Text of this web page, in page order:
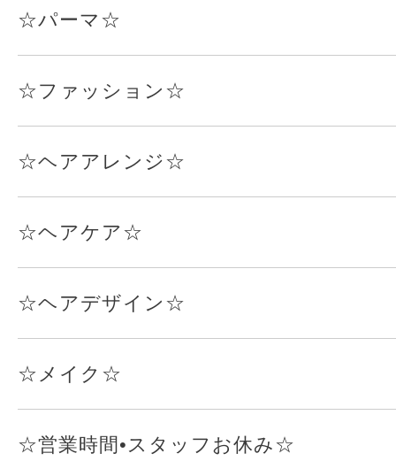
☆パーマ☆
☆ファッション☆
☆ヘアアレンジ☆
☆ヘアケア☆
☆ヘアデザイン☆
☆メイク☆
☆営業時間•スタッフお休み☆